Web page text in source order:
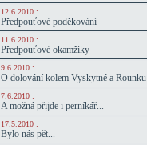
12.6.2010 :
Předpouťové poděkování
11.6.2010 :
Předpouťové okamžiky
9.6.2010 :
O dolování kolem Vyskytné a Rounku
7.6.2010 :
A možná přijde i perníkář...
17.5.2010 :
Bylo nás pět...